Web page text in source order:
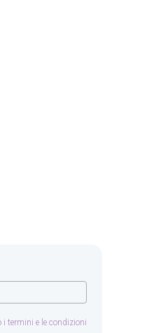
i termini e le condizioni